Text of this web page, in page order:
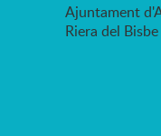
Ajuntament
Riera del